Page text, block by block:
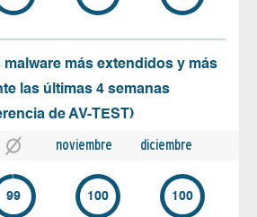
malware más extendidos y más
las últimas 4 semanas
de AV-TEST)
noviembre diciembre
99 100 100